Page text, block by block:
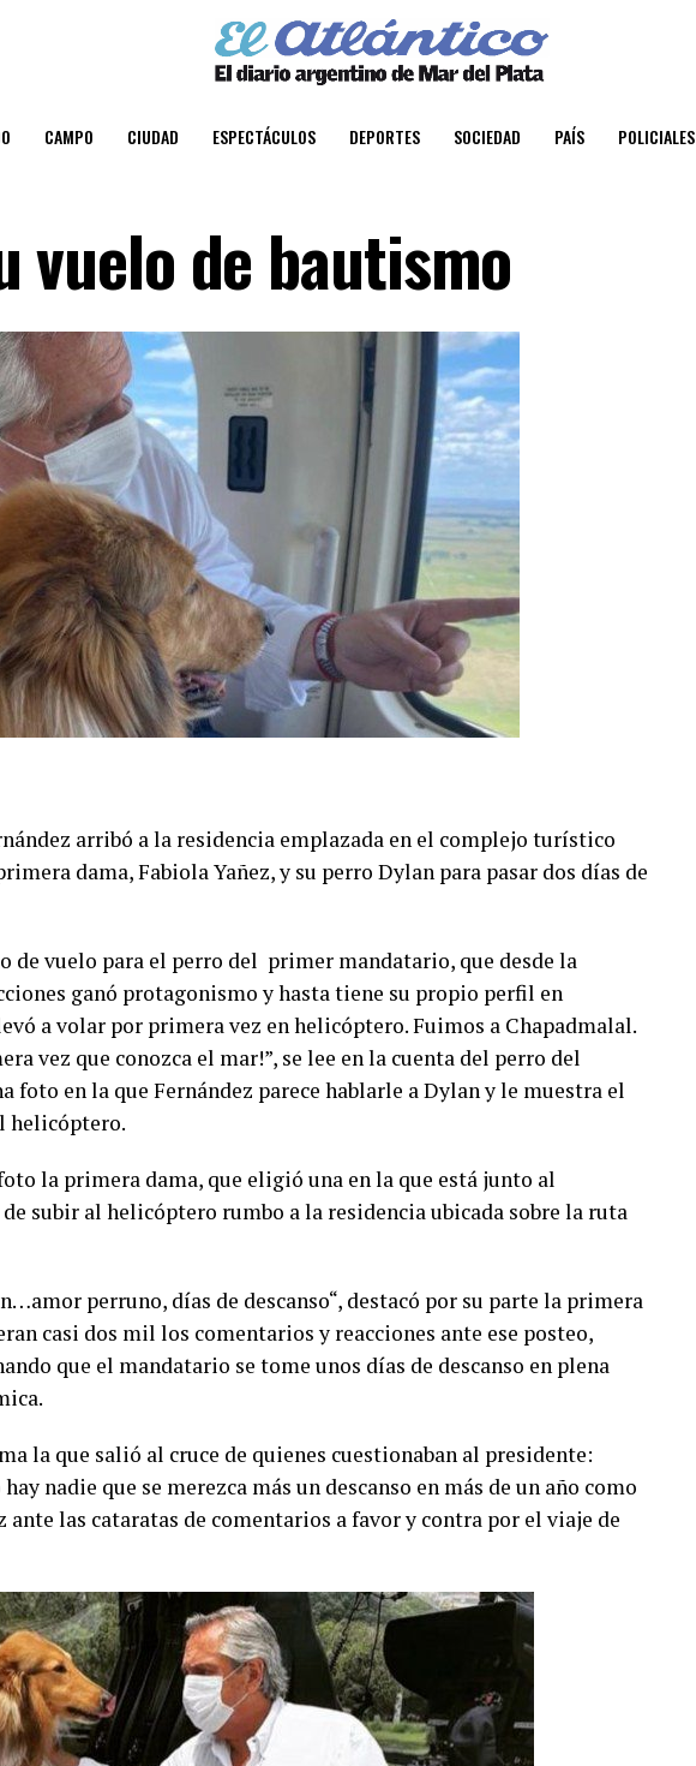
CAMPO CIUDAD ESPECTÁCULOS DEPORTES SOCIEDAD PAÍS POLICIALES
vuelo de bautismo
arribó a la residencia emplazada en el complejo turístico
dama, Fabiola Yañez, y su perro Dylan para pasar dos días de
de vuelo para el perro del primer mandatario, que desde la
ganó protagonismo y hasta tiene su propio perfil en
a volar por primera vez en helicóptero. Fuimos a Chapadmalal.
vez que conozca el mar!”, se lee en la cuenta del perro del
foto en la que Fernández parece hablarle a Dylan y le muestra el
helicóptero.
la primera dama, que eligió una en la que está junto al
subir al helicóptero rumbo a la residencia ubicada sobre la ruta
perruno, días de descanso“, destacó por su parte la primera
casi dos mil los comentarios y reacciones ante ese posteo,
que el mandatario se tome unos días de descanso en plena
la que salió al cruce de quienes cuestionaban al presidente:
nadie que se merezca más un descanso en más de un año como
ante las cataratas de comentarios a favor y contra por el viaje de